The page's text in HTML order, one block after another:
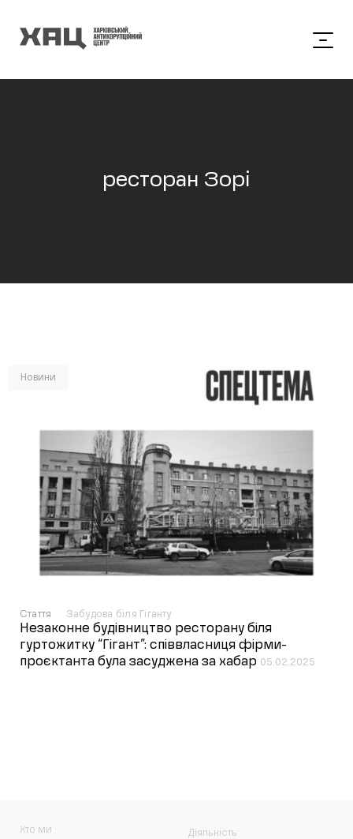
ресторан Зорі
Новини
Стаття Забудова біля Гіганту
Незаконне будівництво ресторану біля
гуртожитку “Гігант”: співвласниця фірми-
проєктанта була засуджена за хабар 05.02.2025
Хто ми Діяльність